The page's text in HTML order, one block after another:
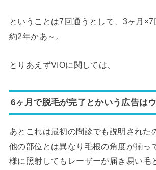
ということは7回通うとして、3ヶ月
約2年かあ～。
とりあえずVIOに関しては、
6ヶ月で脱毛が完了とかいう広告はウ
あとこれは最初の問診でも説明された
他の部位とは異なり毛根の角度が揃っ
様に照射してもレーザーが届き易い毛